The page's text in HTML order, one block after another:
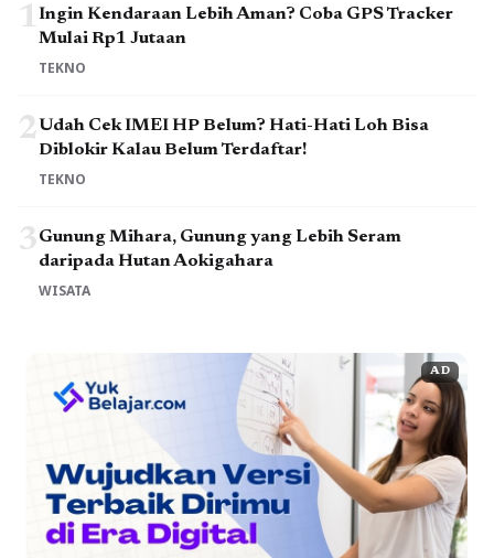
1Ingin Kendaraan Lebih Aman? Coba GPS Tracker
Mulai Rp1 Jutaan
TEKNO
2Udah Cek IMEI HP Belum? Hati-Hati Loh Bisa
Diblokir Kalau Belum Terdaftar!
TEKNO
3Gunung Mihara, Gunung yang Lebih Seram
daripada Hutan Aokigahara
WISATA
AD